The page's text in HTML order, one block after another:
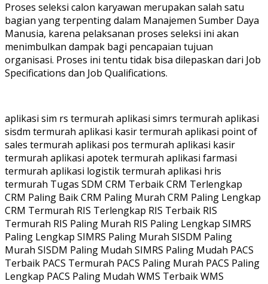
Proses seleksi calon karyawan merupakan salah satu
bagian yang terpenting dalam Manajemen Sumber Daya
Manusia, karena pelaksanan proses seleksi ini akan
menimbulkan dampak bagi pencapaian tujuan
organisasi. Proses ini tentu tidak bisa dilepaskan dari Job
Specifications dan Job Qualifications.
aplikasi sim rs termurah aplikasi simrs termurah aplikasi
sisdm termurah aplikasi kasir termurah aplikasi point of
sales termurah aplikasi pos termurah aplikasi kasir
termurah aplikasi apotek termurah aplikasi farmasi
termurah aplikasi logistik termurah aplikasi hris
termurah Tugas SDM CRM Terbaik CRM Terlengkap
CRM Paling Baik CRM Paling Murah CRM Paling Lengkap
CRM Termurah RIS Terlengkap RIS Terbaik RIS
Termurah RIS Paling Murah RIS Paling Lengkap SIMRS
Paling Lengkap SIMRS Paling Murah SISDM Paling
Murah SISDM Paling Mudah SIMRS Paling Mudah PACS
Terbaik PACS Termurah PACS Paling Murah PACS Paling
Lengkap PACS Paling Mudah WMS Terbaik WMS